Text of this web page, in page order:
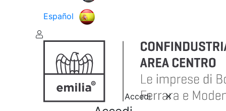
Español
Accedi